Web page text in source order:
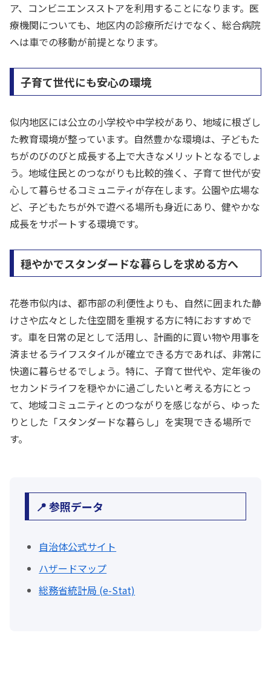
ア、コンビニエンスストアを利用することになります。医
療機関についても、地区内の診療所だけでなく、総合病院
へは車での移動が前提となります。
子育て世代にも安心の環境
似内地区には公立の小学校や中学校があり、地域に根ざし
た教育環境が整っています。自然豊かな環境は、子どもた
ちがのびのびと成長する上で大きなメリットとなるでしょ
う。地域住民とのつながりも比較的強く、子育て世代が安
心して暮らせるコミュニティが存在します。公園や広場な
ど、子どもたちが外で遊べる場所も身近にあり、健やかな
成長をサポートする環境です。
穏やかでスタンダードな暮らしを求める方へ
花巻市似内は、都市部の利便性よりも、自然に囲まれた静
けさや広々とした住空間を重視する方に特におすすめで
す。車を日常の足として活用し、計画的に買い物や用事を
済ませるライフスタイルが確立できる方であれば、非常に
快適に暮らせるでしょう。特に、子育て世代や、定年後の
セカンドライフを穏やかに過ごしたいと考える方にとっ
て、地域コミュニティとのつながりを感じながら、ゆった
りとした「スタンダードな暮らし」を実現できる場所で
す。
📍 参照データ
自治体公式サイト
ハザードマップ
総務省統計局 (e-Stat)